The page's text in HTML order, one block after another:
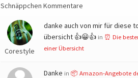
Schnäppchen Kommentare
Corestyle
danke auch von mir für diese
übersicht 👍😀👍 in ⏰ Die
einer Übersicht
Danke in 📦 Amazon-Angebote